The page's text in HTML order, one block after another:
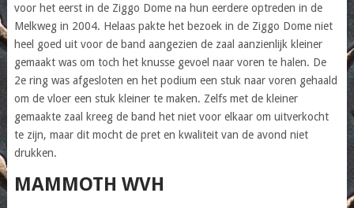
voor het eerst in de Ziggo Dome na hun eerdere optreden in de
Melkweg in 2004. Helaas pakte het bezoek in de Ziggo Dome niet
heel goed uit voor de band aangezien de zaal aanzienlijk kleiner
gemaakt was om toch het knusse gevoel naar voren te halen. De
2e ring was afgesloten en het podium een stuk naar voren gehaald
om de vloer een stuk kleiner te maken. Zelfs met de kleiner
gemaakte zaal kreeg de band het niet voor elkaar om uitverkocht
te zijn, maar dit mocht de pret en kwaliteit van de avond niet
drukken.
MAMMOTH WVH